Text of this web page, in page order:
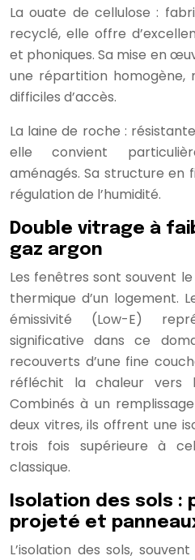
La ouate de cellulose :
recyclé, elle offre
et phoniques. Sa mise en
une répartition homogène,
difficiles d’accès.
La laine de roche :
elle convient
aménagés. Sa structure en
régulation de l’humidité.
Double vitrage à
gaz argon
Les fenêtres sont souvent
thermique d’un logement.
émissivité (Low-E)
significative dans ce
recouverts d’une fine
réfléchit la chaleur vers
Combinés à un
deux vitres, ils offrent une
trois fois supérieure à
classique.
Isolation des sols :
projeté et
L’isolation des sols,